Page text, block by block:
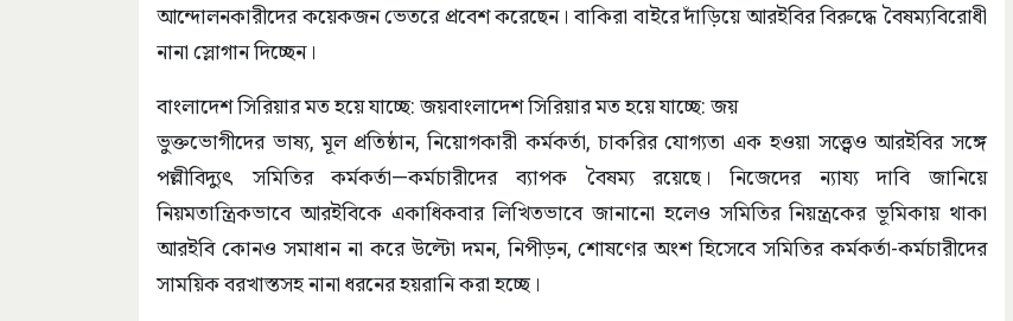
আন্দোলনকারীদের কয়েকজন ভেতরে প্রবেশ করেছেন। বাকিরা বাইরে দাঁড়িয়ে আরইবির বিরুদ্ধে বৈষম্যবিরোধী
নানা স্লোগান দিচ্ছেন।
বাংলাদেশ সিরিয়ার মত হয়ে যাচ্ছে: জয়বাংলাদেশ সিরিয়ার মত হয়ে যাচ্ছে: জয়
ভুক্তভোগীদের ভাষ্য, মূল প্রতিষ্ঠান, নিয়োগকারী কর্মকর্তা, চাকরির যোগ্যতা এক হওয়া সত্ত্বেও আরইবির সঙ্গে
পল্লীবিদ্যুৎ সমিতির কর্মকর্তা—কর্মচারীদের ব্যাপক বৈষম্য রয়েছে। নিজেদের ন্যায্য দাবি জানিয়ে
নিয়মতান্ত্রিকভাবে আরইবিকে একাধিকবার লিখিতভাবে জানানো হলেও সমিতির নিয়ন্ত্রকের ভূমিকায় থাকা
আরইবি কোনও সমাধান না করে উল্টো দমন, নিপীড়ন, শোষণের অংশ হিসেবে সমিতির কর্মকর্তা-কর্মচারীদের
সাময়িক বরখাস্তসহ নানা ধরনের হয়রানি করা হচ্ছে।